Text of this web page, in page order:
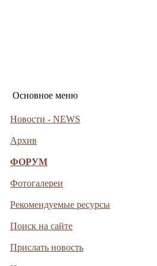
Основное меню
Новости - NEWS
Архив
ФОРУМ
Фотогалереи
Рекомендуемые ресурсы
Поиск на сайте
Прислать новость